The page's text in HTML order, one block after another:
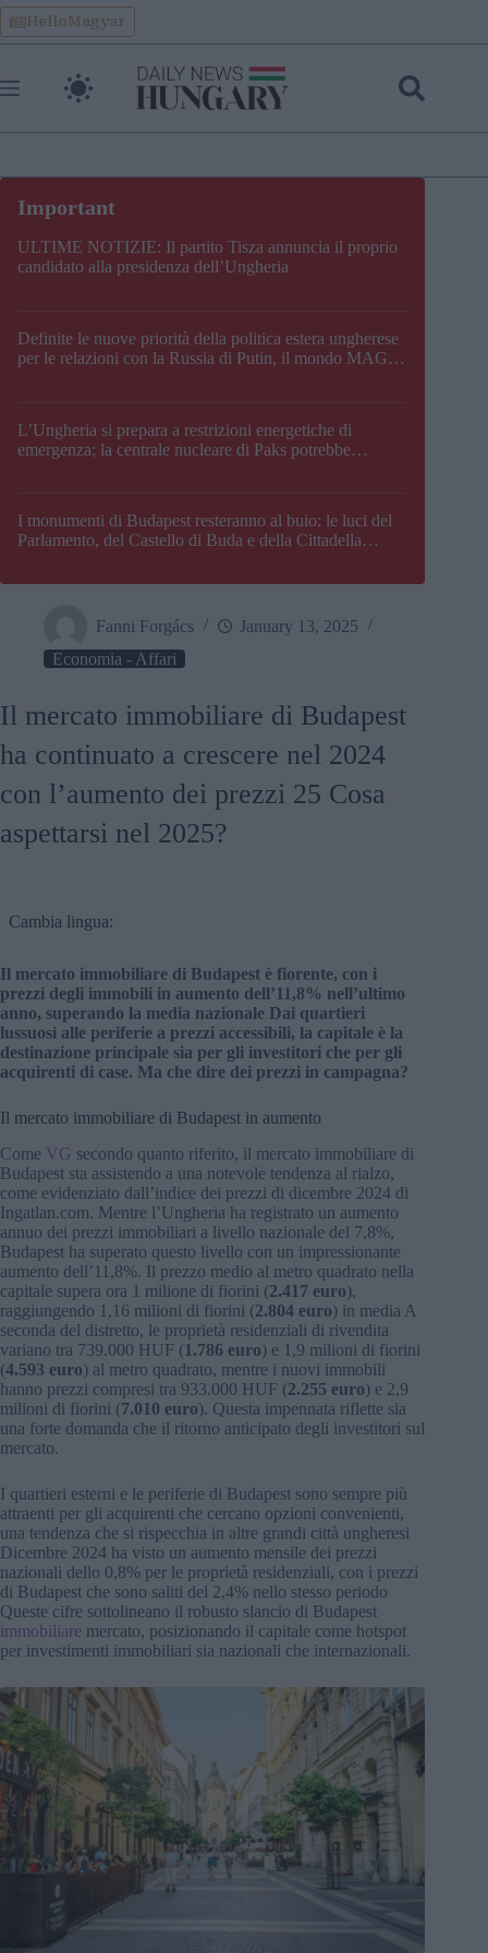
Skip
to
content
HelloMagyar
ULTIME NOTIZIE: Il partito Tisza annuncia il proprio
candidato alla presidenza dell’Ungheria
Definite le nuove priorità della politica estera ungherese
per le relazioni con la Russia di Putin, il mondo MAGA,
L’Ungheria si prepara a restrizioni energetiche di
emergenza; la centrale nucleare di Paks potrebbe
I monumenti di Budapest resteranno al buio: le luci del
Parlamento, del Castello di Buda e della Cittadella
Fanni Forgács
January 13, 2025
Economia - Affari
Il mercato immobiliare di Budapest
ha continuato a crescere nel 2024
con l’aumento dei prezzi 25 Cosa
aspettarsi nel 2025?
Cambia lingua:
Il mercato immobiliare di Budapest è fiorente, con i
prezzi degli immobili in aumento dell’11,8% nell’ultimo
anno, superando la media nazionale Dai quartieri
lussuosi alle periferie a prezzi accessibili, la capitale è la
destinazione principale sia per gli investitori che per gli
acquirenti di case. Ma che dire dei prezzi in campagna?
Il mercato immobiliare di Budapest in aumento
Come VG secondo quanto riferito, il mercato immobiliare di
Budapest sta assistendo a una notevole tendenza al rialzo,
come evidenziato dall’indice dei prezzi di dicembre 2024 di
Ingatlan.com. Mentre l’Ungheria ha registrato un aumento
annuo dei prezzi immobiliari a livello nazionale del 7,8%,
Budapest ha superato questo livello con un impressionante
aumento dell’11,8%. Il prezzo medio al metro quadrato nella
capitale supera ora 1 milione di fiorini (2.417 euro),
raggiungendo 1,16 milioni di fiorini (2.804 euro) in media A
seconda del distretto, le proprietà residenziali di rivendita
variano tra 739.000 HUF (1.786 euro) e 1,9 milioni di fiorini
(4.593 euro) al metro quadrato, mentre i nuovi immobili
hanno prezzi compresi tra 933.000 HUF (2.255 euro) e 2,9
milioni di fiorini (7.010 euro). Questa impennata riflette sia
una forte domanda che il ritorno anticipato degli investitori sul
mercato.
I quartieri esterni e le periferie di Budapest sono sempre più
attraenti per gli acquirenti che cercano opzioni convenienti,
una tendenza che si rispecchia in altre grandi città ungheresi
Dicembre 2024 ha visto un aumento mensile dei prezzi
nazionali dello 0,8% per le proprietà residenziali, con i prezzi
di Budapest che sono saliti del 2,4% nello stesso periodo
Queste cifre sottolineano il robusto slancio di Budapest
immobiliare mercato, posizionando il capitale come hotspot
per investimenti immobiliari sia nazionali che internazionali.